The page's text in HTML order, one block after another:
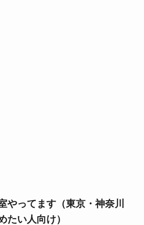
やってます（東京・神奈川
たい人向け）